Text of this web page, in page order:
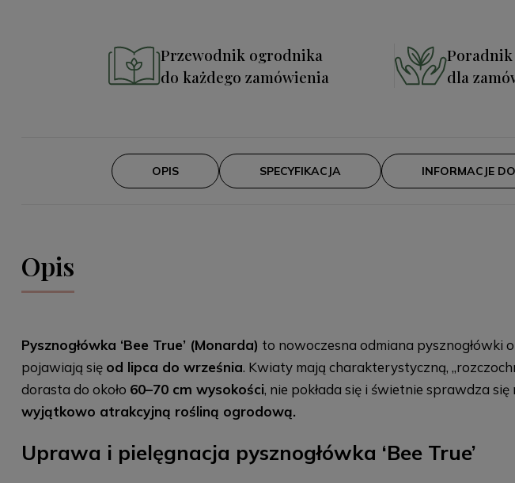
Przewodnik ogrodnika
do każdego zamówienia
dla
OPIS SPECYFIKACJA INFORMACJE
Opis
Pysznogłówka ‘Bee True’ (Monarda) to nowoczesna odmiana pysznogłówki o
pojawiają się od lipca do września. Kwiaty mają charakterystyczną,
dorasta do około 60–70 cm wysokości, nie pokłada się i świetnie sprawdza
wyjątkowo atrakcyjną rośliną ogrodową.
Uprawa i pielęgnacja pysznogłówka ‘Bee True’